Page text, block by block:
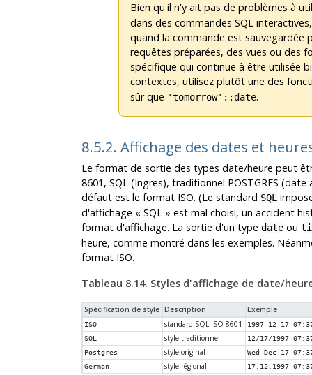
Bien qu'il n'y ait pas de problèmes à
dans des commandes SQL
quand la commande est sauvegardée
requêtes préparées, des vues ou des
spécifique qui continue à être utilisée
contextes, utilisez plutôt une des
sûr que 'tomorrow'::date.
8.5.2. Affichage des dates et
Le format de sortie des types date/heure peut
8601, SQL(Ingres), traditionnel POSTGRES (date
défaut est le format ISO. (Le standard SQL
d'affichage « SQL» est mal choisi, un accident
format d'affichage. La sortie d'un type dateou
heure, comme montré dans les exemples.
format ISO.
Tableau 8.14. Styles d'affichage de date/
Spécification de style Description Exemple
ISO standard SQL ISO 8601
1997-12-17
SQL
style traditionnel
12/17/1997
Postgres
style original
Wed Dec 17
German
style régional 17.12.1997